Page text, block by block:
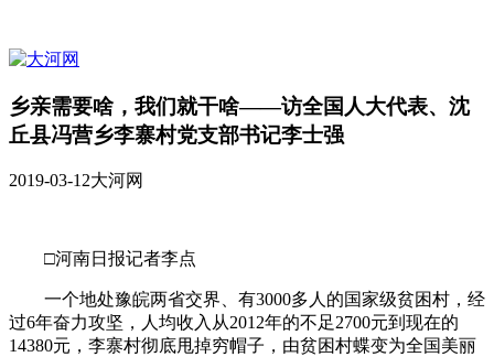
乡亲需要啥，我们就干啥——访全国人大代表、沈
丘县冯营乡李寨村党支部书记李士强
2019-03-12大河网
□河南日报记者李点
一个地处豫皖两省交界、有3000多人的国家级贫困村，经
过6年奋力攻坚，人均收入从2012年的不足2700元到现在的
14380元，李寨村彻底甩掉穷帽子，由贫困村蝶变为全国美丽